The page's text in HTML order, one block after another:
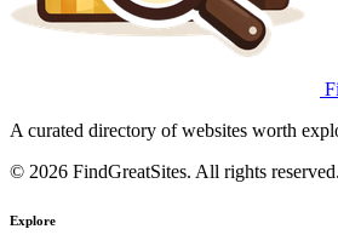
A curated directory of websites worth
© 2026 FindGreatSites. All rights reserved.
Explore